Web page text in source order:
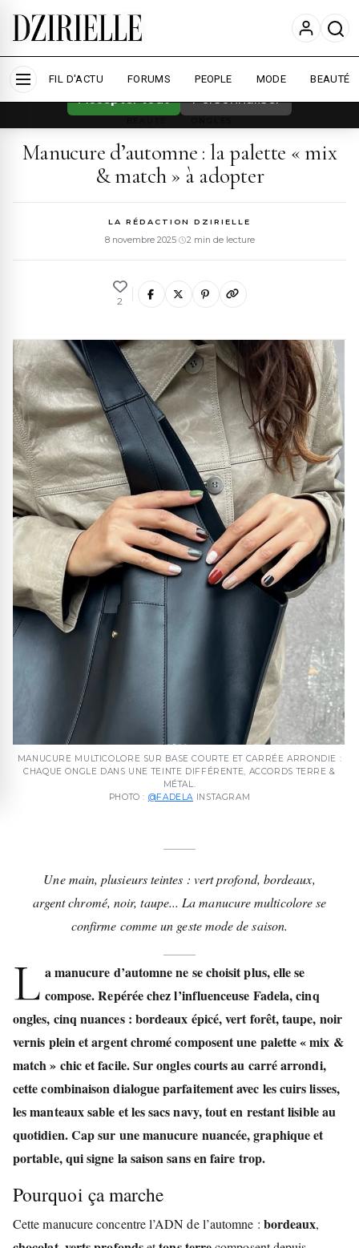
Nous utilisons des cookies pour améliorer
votre expérience et mesurer l'audience. En
Accepter tout Personnaliser
FIL D'ACTU FORUMS PEOPLE MODE BEAUTÉ
Manucure d’automne : la palette « mix
& match » à adopter
LA RÉDACTION DZIRIELLE
8 novembre 2025· 2 min de lecture
2
MANUCURE MULTICOLORE SUR BASE COURTE ET CARRÉE ARRONDIE :
CHAQUE ONGLE DANS UNE TEINTE DIFFÉRENTE, ACCORDS TERRE &
MÉTAL.
PHOTO : @FADELA INSTAGRAM
Une main, plusieurs teintes : vert profond, bordeaux,
argent chromé, noir, taupe... La manucure multicolore se
confirme comme un geste mode de saison.
L a manucure d’automne ne se choisit plus, elle se
compose. Repérée chez l’influenceuse Fadela, cinq
ongles, cinq nuances : bordeaux épicé, vert forêt, taupe, noir
vernis plein et argent chromé composent une palette « mix &
match » chic et facile. Sur ongles courts au carré arrondi,
cette combinaison dialogue parfaitement avec les cuirs lisses,
les manteaux sable et les sacs navy, tout en restant lisible au
quotidien. Cap sur une manucure nuancée, graphique et
portable, qui signe la saison sans en faire trop.
Pourquoi ça marche
Cette manucure concentre l’ADN de l’automne : bordeaux,